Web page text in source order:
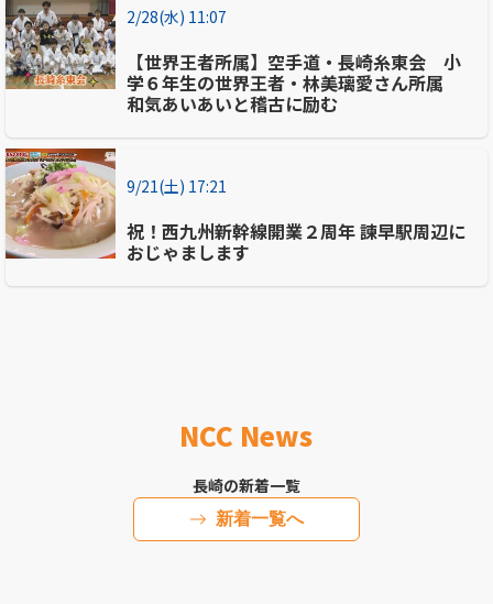
2/28(水) 11:07
【世界王者所属】空手道・長崎糸東会 小
学６年生の世界王者・林美璃愛さん所属
和気あいあいと稽古に励む
9/21(土) 17:21
祝！西九州新幹線開業２周年 諫早駅周辺に
おじゃまします
NCC News
長崎の新着一覧
新着一覧へ